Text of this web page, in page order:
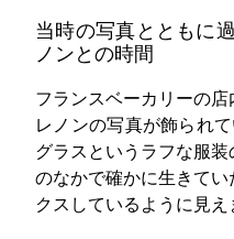
当時の写真とともに
ノンとの時間
フランスベーカリーの
レノンの写真が飾られ
グラスというラフな服
のなかで確かに生きて
クスしているように見え